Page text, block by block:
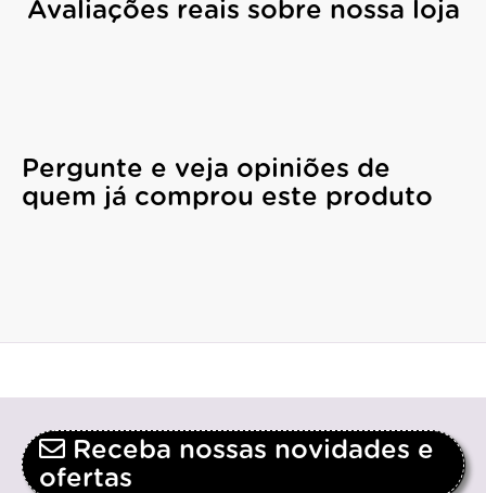
Avaliações reais sobre nossa loja
Pergunte e veja opiniões de
quem já comprou este produto
Receba nossas novidades e
ofertas